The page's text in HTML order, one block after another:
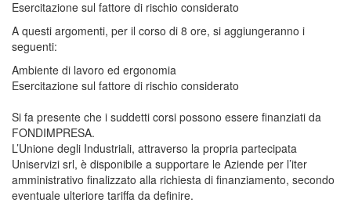
Esercitazione sul fattore di rischio considerato
A questi argomenti, per il corso di 8 ore, si aggiungeranno i
seguenti:
Ambiente di lavoro ed ergonomia
Esercitazione sul fattore di rischio considerato
Si fa presente che i suddetti corsi possono essere finanziati da
FONDIMPRESA.
L’Unione degli Industriali, attraverso la propria partecipata
Uniservizi srl, è disponibile a supportare le Aziende per l’iter
amministrativo finalizzato alla richiesta di finanziamento, secondo
eventuale ulteriore tariffa da definire.